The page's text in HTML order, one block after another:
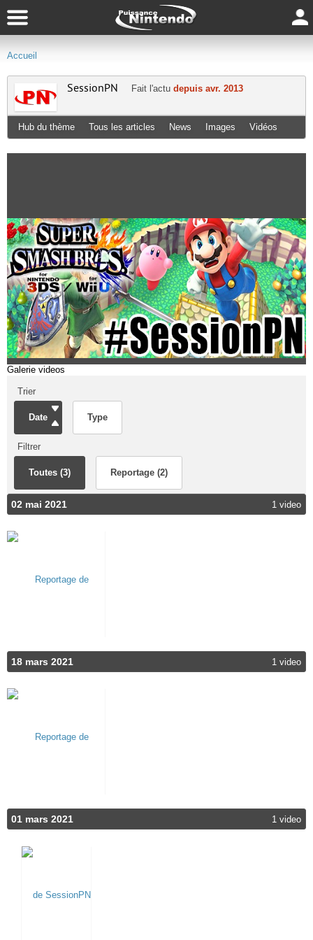
Accueil
SessionPN Fait l'actu depuis avr. 2013
Hub du thème Tous les articles News Images Vidéos
Galerie videos
Trier
Date Type
Filtrer
Toutes (3) Reportage (2)
02 mai 2021 1 video
18 mars 2021 1 video
01 mars 2021 1 video